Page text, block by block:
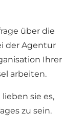
über die
der Agentur
Ihrer
arbeiten.
sie es,
zu sein.